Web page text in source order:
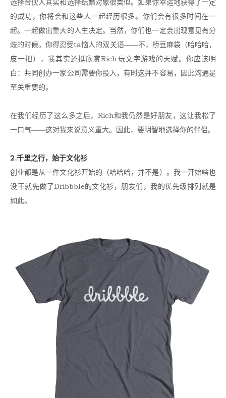
选择合伙人其实和选择结婚对象很类似。如果你幸运地获得了一定
的成功，你将会和这些人一起经历很多。你们会有很多时间在一
起。一起做出重大的人生决定。当然，你们也一定会出现意见有分
歧的时候。你得忍受ta恼人的双关语——不，桥豆麻袋（哈哈哈，
皮一把），我其实还挺欣赏Rich玩文字游戏的天赋。你应该明
白：共同创办一家公司需要你投入，有时这并不容易，因此沟通是
至关重要的。
在我们经历了这么多之后，Rich和我仍然是好朋友，这让我松了
一口气——这对我来说意义重大。因此，要明智地选择你的伴侣。
2.千里之行，始于文化衫
创业都是从一件文化衫开始的（哈哈哈，并不是）。我一开始啥也
没干就先做了Dribbble的文化衫，朋友们，我的优先级排列就是
如此。